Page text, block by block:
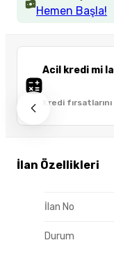
Hemen Başla!
Acil kredi mi
Kredi
İlan Özellikleri
İlan No
Durum